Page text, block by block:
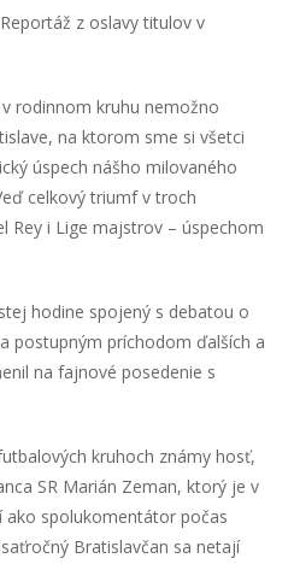
rodinnom kruhu nemožno
na ktorom sme si všetci
úspech nášho milovaného
celkový triumf v troch
Rey i Lige majstrov – úspechom
hodine spojený s debatou o
postupným príchodom ďalších a
na fajnové posedenie s
kruhoch známy hosť,
SR Marián Zeman, ktorý je v
ako spolukomentátor počas
Bratislavčan sa netají